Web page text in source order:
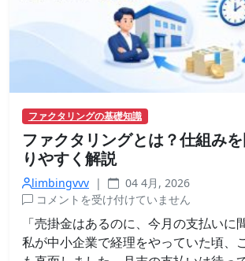
ン
ト
は
ファクタリングの基礎知識
ファクタリングとは？仕組み
りやすく解説
limbingvvv |
04 4月, 2026
ファ
クタ
リン
グと
コメントを受け付けていません
「売掛金はあるのに、今月の支払いに
私が中小企業で経理をやっていた頃、